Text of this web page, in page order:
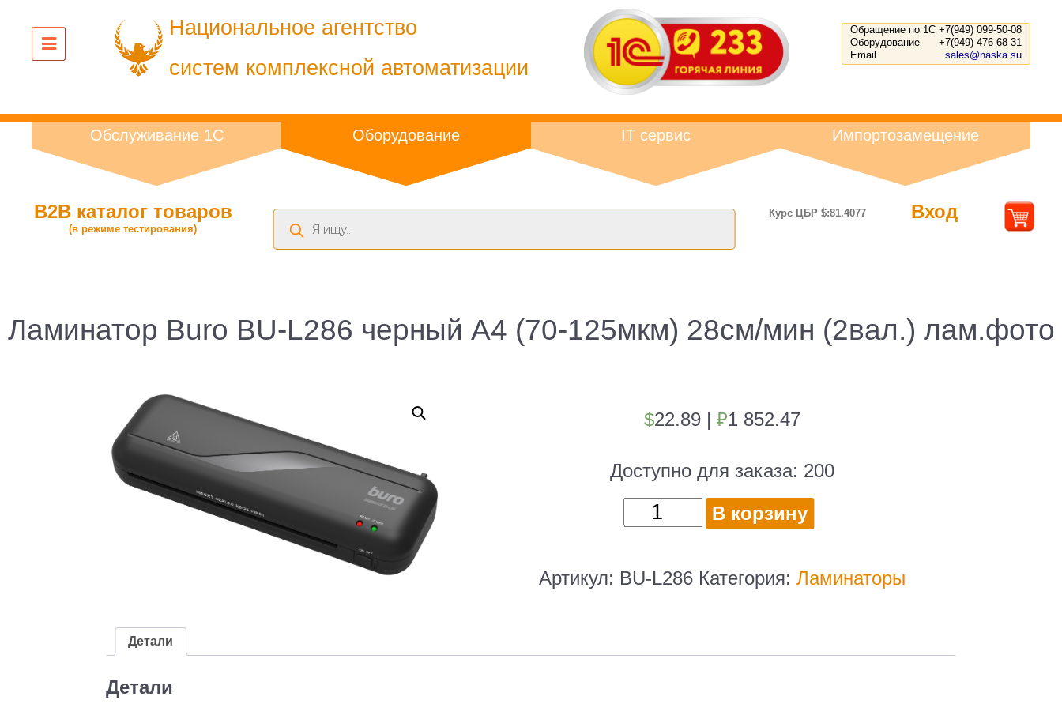
Национальное агентство
систем комплексной автоматизации
Обращение по 1С +7(949) 099-50-08
Оборудование
+7(949) 476-68-31
Email
sales@naska.su
Обслуживание 1С Оборудование IT сервис Импортозамещение
B2B каталог товаров
(в режиме тестирования)
Поиск
товаров
Курс ЦБР $:81.4077 Вход
Ламинатор Buro BU-L286 черный A4 (70-125мкм) 28см/мин (2вал.) лам.фото
$22.89 | ₽1 852.47
Доступно для заказа: 200
Количество
товара
Buro
A4
В корзину
Артикул: BU-L286 Категория: Ламинаторы
Детали
Детали